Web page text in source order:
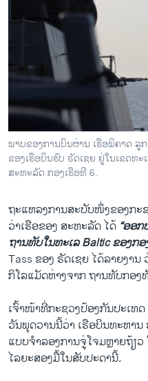
ພາບຂອງການບິນຜ່ານ ເຮືອພິຄາດ ລູ
ຂອງເຮືອບິນຮົບ ຣັດເຊຍ ຢູ່ໃນເຂດທ
ສະຫະລັດ ກອງເຮືອທີ 6.
ຖະແຫລງການສະບັບໜຶ່ງຂອງກະ
ວ່າເຮືອຂອງ ສະຫະລັດ ໄດ້ “ອອ
ຖານທັບໃນທະເລ Baltic ຂອງກອ
Tass ຂອງ ຣັດເຊຍ ໄດ້ລາຍງາ
ກິໂລແມັດຫ່າງຈາກ ຖານທັບກອງ
ເຈົ້າໜ້າທີ່ກະຊວງປ້ອງກັນປະເທ
ວັນພຸດວານນີ້ວ່າ ເຮືອບິນທະຫາ
ແບບຈຳລອງການຈູ່ໂຈມຫຼາຍຖ້ຽ
ໄລຍະສອງມື້ໃນສັບປະດານີ້.